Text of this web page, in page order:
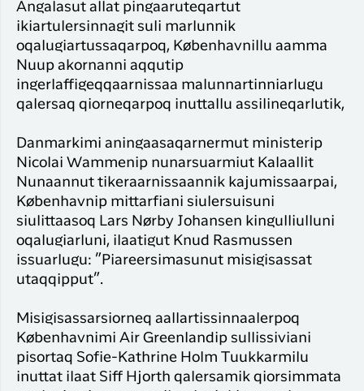
Angalasut allat pingaaruteqartut
ikiartulersinnagit suli marlunnik
oqalugiartussaqarpoq, Københavnillu aamma
Nuup akornanni aqqutip
ingerlaffigeqqaarnissaa malunnartinniarlugu
qalersaq qiorneqarpoq inuttallu assilineqarlutik,
Danmarkimi aningaasaqarnermut ministerip
Nicolai Wammenip nunarsuarmiut Kalaallit
Nunaannut tikeraarnissaannik kajumissaarpai,
Københavnip mittarfiani siulersuisuni
siulittaasoq Lars Nørby Johansen kingulliulluni
oqalugiarluni, ilaatigut Knud Rasmussen
issuarlugu: ”Piareersimasunut misigisassat
utaqqipput”.
Misigisassarsiorneq aallartissinnaalerpoq
Københavnimi Air Greenlandip sullissiviani
pisortaq Sofie-Kathrine Holm Tuukkarmilu
inuttat ilaat Siff Hjorth qalersamik qiorsimmata